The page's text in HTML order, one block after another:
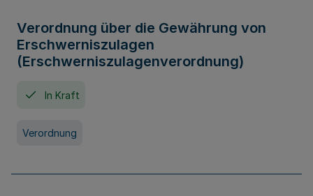
Verordnung über die Gewährung von
Erschwerniszulagen
(Erschwerniszulagenverordnung)
In Kraft
Verordnung